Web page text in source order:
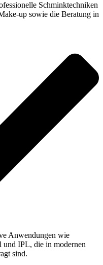
Schminktechniken
up sowie die Beratung in
Anwendungen wie
IPL, die in modernen
sind.